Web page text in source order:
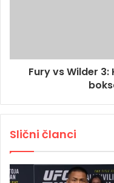
Fury vs Wilder
Slični članci